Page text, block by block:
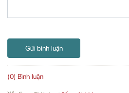
Gửi bình luận
(0) Bình luận